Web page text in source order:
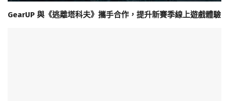
GearUP 與《逃離塔科夫》攜手合作，提升新賽季線上遊戲體驗